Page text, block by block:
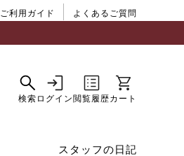
ご利用ガイド よくあるご質問
スタッフの日記